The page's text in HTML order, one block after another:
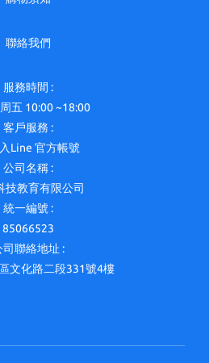
聯絡我們
服務時間 :
五 10:00 ~18:00
客戶服務 :
Line 官方帳號
公司名稱 :
技教育有限公司
統一編號 :
85066523
司聯絡地址 :
文化路二段331號4樓